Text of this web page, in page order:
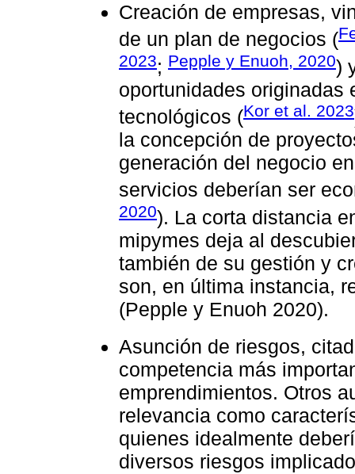
Creación de empresas,
de un plan de negocios (
2023; Pepple y Enuoh, 2020)
oportunidades originadas
tecnológicos (Kor et al. 2023
la concepción de
generación del negocio
servicios deberían ser
2020). La corta distancia
mipymes deja al
también de su gestión y
son, en última instancia,
(Pepple y Enuoh 2020).
Asunción de riesgos,
competencia más
emprendimientos. Otros
relevancia como
quienes idealmente
diversos riesgos